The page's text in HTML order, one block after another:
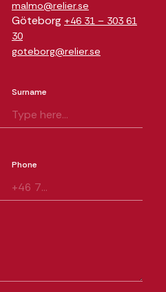
malmo@relier.se
Göteborg +46 31 – 303 61
30
goteborg@relier.se
Surname
Phone